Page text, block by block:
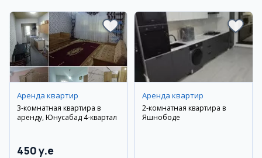
Аренда квартир
3-комнатная квартира в
аренду, Юнусабад 4-квартал
450 y.e
Аренда квартир
2-комнатная квартира в
Яшнободе